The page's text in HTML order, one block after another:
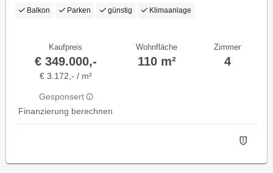
Balkon Parken günstig Klimaanlage
Kaufpreis
€ 349.000,-
€ 3.172,- / m²
Gesponsert
Finanzierung berechnen
Wohnfläche
110 m²
Zimmer
4